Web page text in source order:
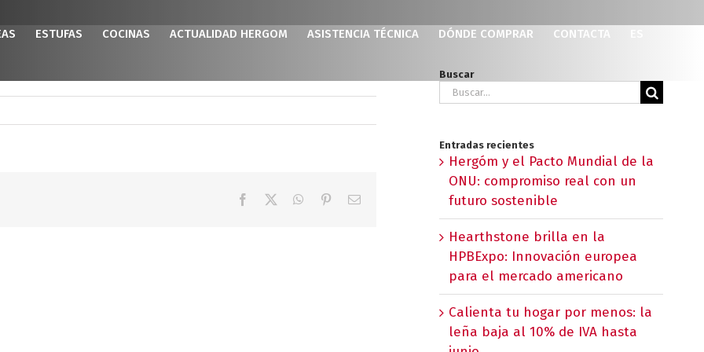
ESTUFAS COCINAS ACTUALIDAD HERGOM ASISTENCIA TÉCNICA DÓNDE COMPRAR CONTACTA
Facebook WhatsApp
PinterestCorreo
Buscar
Buscar:
Entradas recientes
Hergóm y el Pacto Mundial de la
ONU: compromiso real con un
futuro sostenible
Hearthstone brilla en la
HPBExpo: Innovación europea
para el mercado americano
Calienta tu hogar por menos: la
leña baja al 10% de IVA hasta